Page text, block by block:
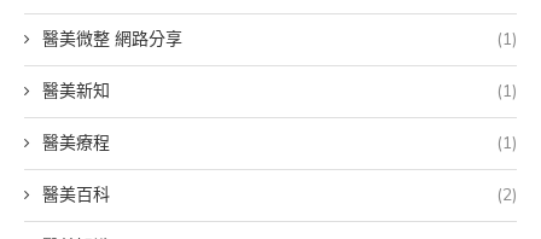
醫美微整 網路分享 (1)
醫美新知 (1)
醫美療程 (1)
醫美百科 (2)